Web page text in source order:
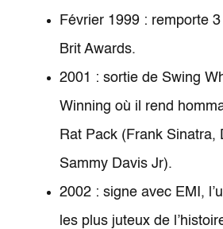
Février 1999 : remporte
Brit Awards.
2001 : sortie de Swing
Winning où il rend
Rat Pack (Frank Sinatra,
Sammy Davis Jr).
2002 : signe avec EMI,
les plus juteux de